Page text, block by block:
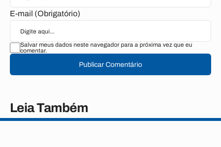
E-mail (Obrigatório)
Salvar meus dados neste navegador para a próxima vez que eu
comentar.
Publicar Comentário
Leia Também